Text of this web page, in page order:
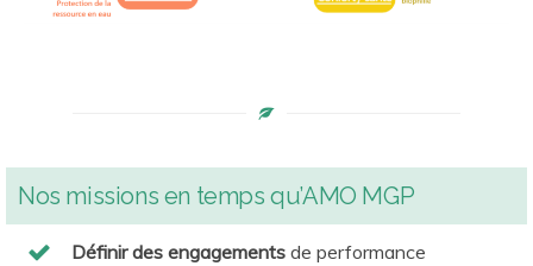
Nos missions en temps qu’AMO MGP
Définir des engagements de performance